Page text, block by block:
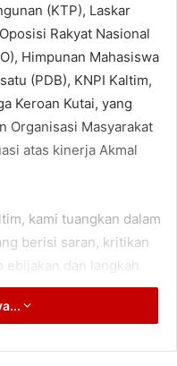
(KTP), Laskar
Rakyat Nasional
Himpunan Mahasiswa
(PDB), KNPI Kaltim,
Keroan Kutai, yang
Organisasi Masyarakat
atas kinerja Akmal
kami tuangkan dalam
berisi saran, kritikan
dan langkah
mengemban misi utama
Kalimantan Timur.
selaku